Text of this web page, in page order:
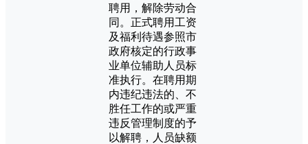
聘用，解除劳动合
同。正式聘用工资
及福利待遇参照市
政府核定的行政事
业单位辅助人员标
准执行。在聘用期
内违纪违法的、不
胜任工作的或严重
违反管理制度的予
以解聘，人员缺额